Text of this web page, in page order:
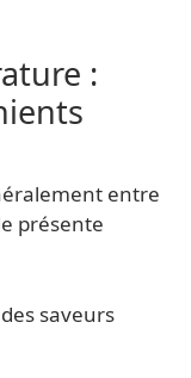
:
entre
présente
saveurs